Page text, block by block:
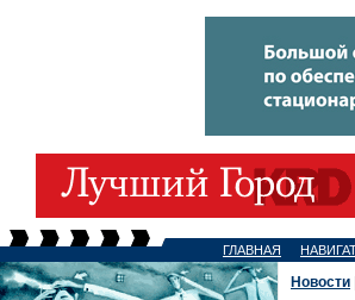
ГЛАВНАЯ
Новости